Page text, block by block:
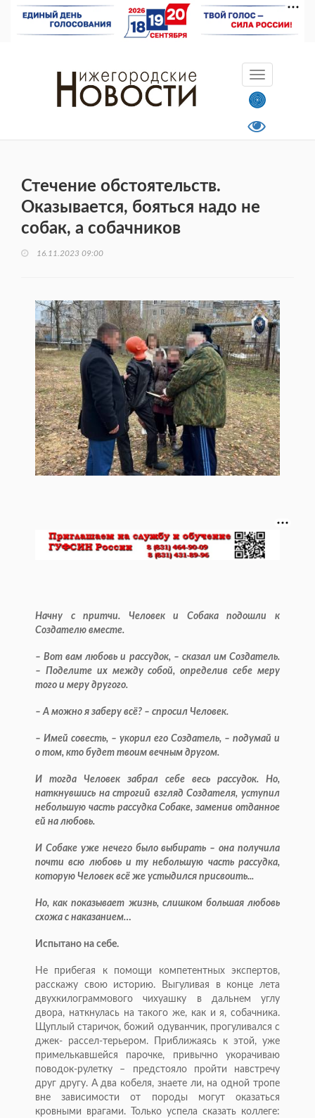
Стечение обстоятельств.
Оказывается, бояться надо не
собак, а собачников
16.11.2023 09:00
Начну с притчи. Человек и Собака подошли к
Создателю вместе.
– Вот вам любовь и рассудок, – сказал им Создатель.
– Поделите их между собой, определив себе меру
того и меру другого.
– А можно я заберу всё? – спросил Человек.
– Имей совесть, – укорил его Создатель, – подумай и
о том, кто будет твоим вечным другом.
И тогда Человек забрал себе весь рассудок. Но,
наткнувшись на строгий взгляд Создателя, уступил
небольшую часть рассудка Собаке, заменив отданное
ей на любовь.
И Собаке уже нечего было выбирать – она получила
почти всю любовь и ту небольшую часть рассудка,
которую Человек всё же устыдился присвоить...
Но, как показывает жизнь, слишком большая любовь
схожа с наказанием…
Испытано на себе.
Не прибегая к помощи компетентных экспертов,
расскажу свою историю. Выгуливая в конце лета
двухкилограммового чихуашку в дальнем углу
двора, наткнулась на такого же, как и я, собачника.
Щуплый старичок, божий одуванчик, прогуливался с
джек- рассел-терьером. Приближаясь к этой, уже
примелькавшейся парочке, привычно укорачиваю
поводок-рулетку – предстояло пройти навстречу
друг другу. А два кобеля, знаете ли, на одной тропе
вне зависимости от породы могут оказаться
кровными врагами. Только успела сказать коллеге: